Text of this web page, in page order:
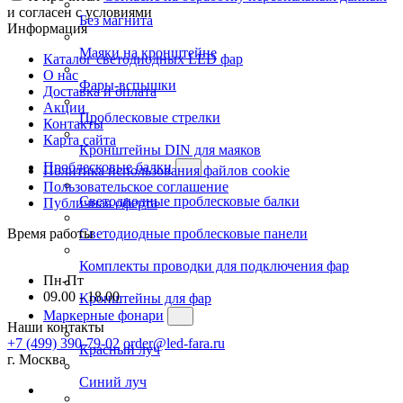
Без магнита
Маяки на кронштейне
Фары-вспышки
Проблесковые стрелки
Кронштейны DIN для маяков
Проблесковые балки
Светодиодные проблесковые балки
Светодиодные проблесковые панели
Комплекты проводки для подключения фар
Кронштейны для фар
Маркерные фонари
Красный луч
Синий луч
и согласен с условиями
Информация
Каталог светодиодных LED фар
О нас
Доставка и оплата
Акции
Контакты
Карта сайта
Политика использования файлов cookie
Пользовательское соглашение
Публичная оферта
Время работы
Пн-Пт
09.00 - 18.00
Наши контакты
+7 (499) 390-79-02 order@led-fara.ru
г. Москва